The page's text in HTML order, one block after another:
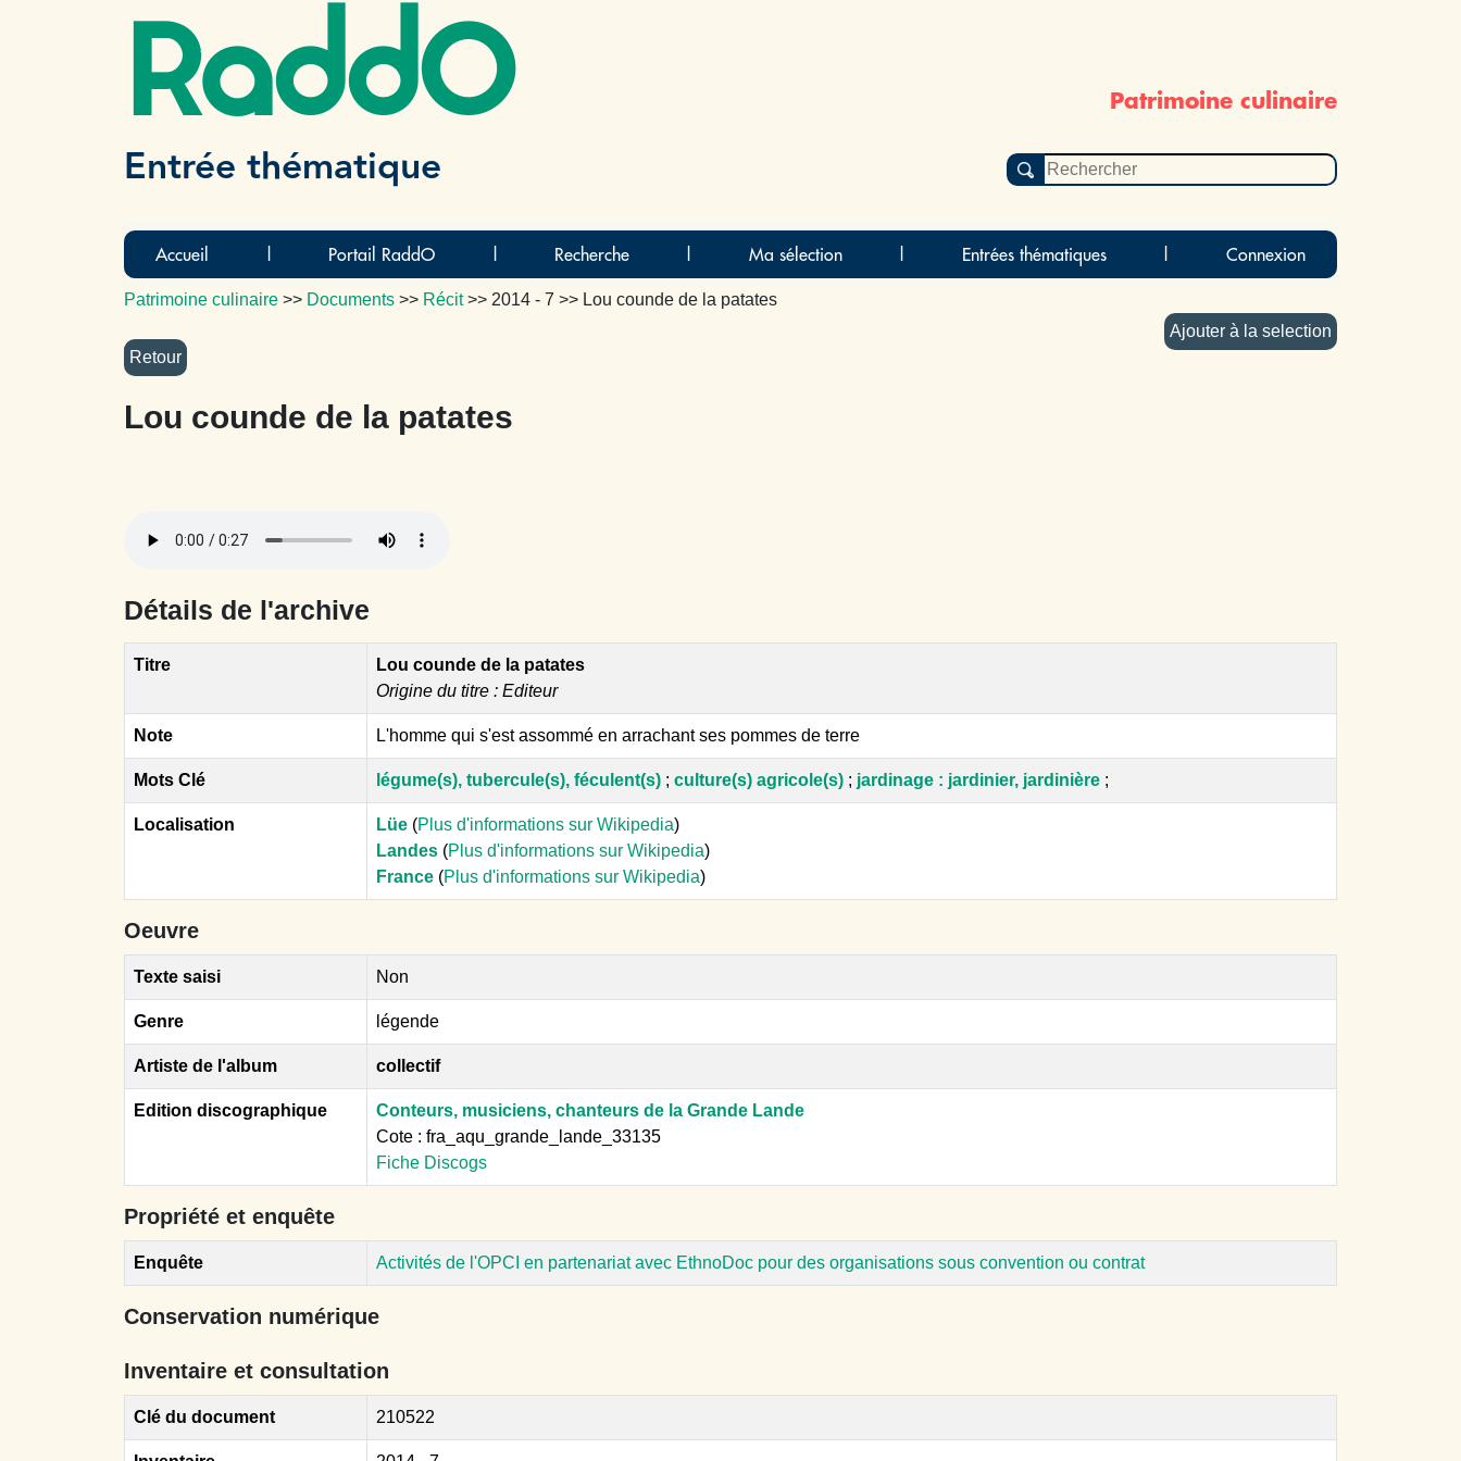
RaddO Patrimoine culinaire
Entrée thématique
Accueil Portail RaddO Recherche Ma sélection Entrées thématiques Connexion
Patrimoine culinaire >> Documents >> Récit >> 2014 - 7 >> Lou counde de la patates
Ajouter à la selection
Lou counde de la patates
Détails de l'archive
Titre
Lou counde de la patates
Origine du titre : Editeur
Note L'homme qui s'est assommé en arrachant ses pommes de terre
Mots Clé légume(s), tubercule(s), féculent(s) ; culture(s) agricole(s) ; jardinage : jardinier, jardinière ;
Localisation Lüe (Plus d'informations sur Wikipedia)
Landes (Plus d'informations sur Wikipedia)
France (Plus d'informations sur Wikipedia)
Oeuvre
Texte saisi Non
Genre légende
Artiste de l'album collectif
Edition discographique
Conteurs, musiciens, chanteurs de la Grande Lande
Cote : fra_aqu_grande_lande_33135
Fiche Discogs
Propriété et enquête
Enquête Activités de l'OPCI en partenariat avec EthnoDoc pour des organisations sous convention ou contrat
Conservation numérique
Inventaire et consultation
Clé du document 210522